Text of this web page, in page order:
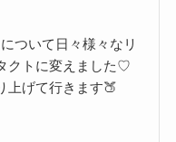
ついて日々様々なリ
クトに変えました♡
上げて行きます🍑